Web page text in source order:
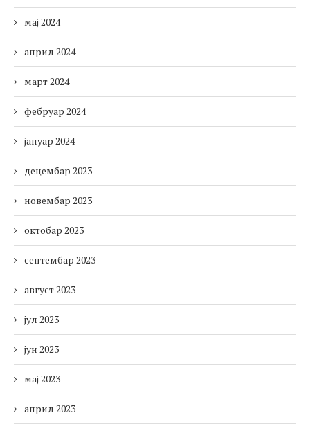
мај 2024
април 2024
март 2024
фебруар 2024
јануар 2024
децембар 2023
новембар 2023
октобар 2023
септембар 2023
август 2023
јул 2023
јун 2023
мај 2023
април 2023